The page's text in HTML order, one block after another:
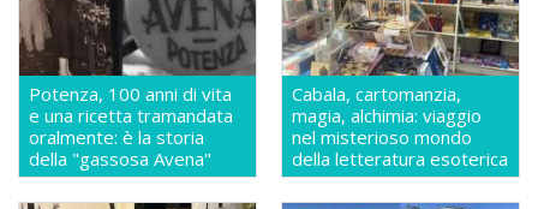
Potenza, 100 anni di vita
e una ricetta tramandata
oralmente: è la storia
della "gassosa Avena"
Cabala, cartomanzia,
magia, alchimia: viaggio
nel misterioso mondo
della letteratura esoterica